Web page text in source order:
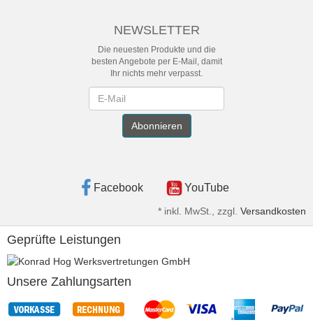
NEWSLETTER
Die neuesten Produkte und die
besten Angebote per E-Mail, damit
Ihr nichts mehr verpasst.
Abonnieren
Facebook YouTube
* inkl. MwSt., zzgl. Versandkosten
Geprüfte Leistungen
Unsere Zahlungsarten